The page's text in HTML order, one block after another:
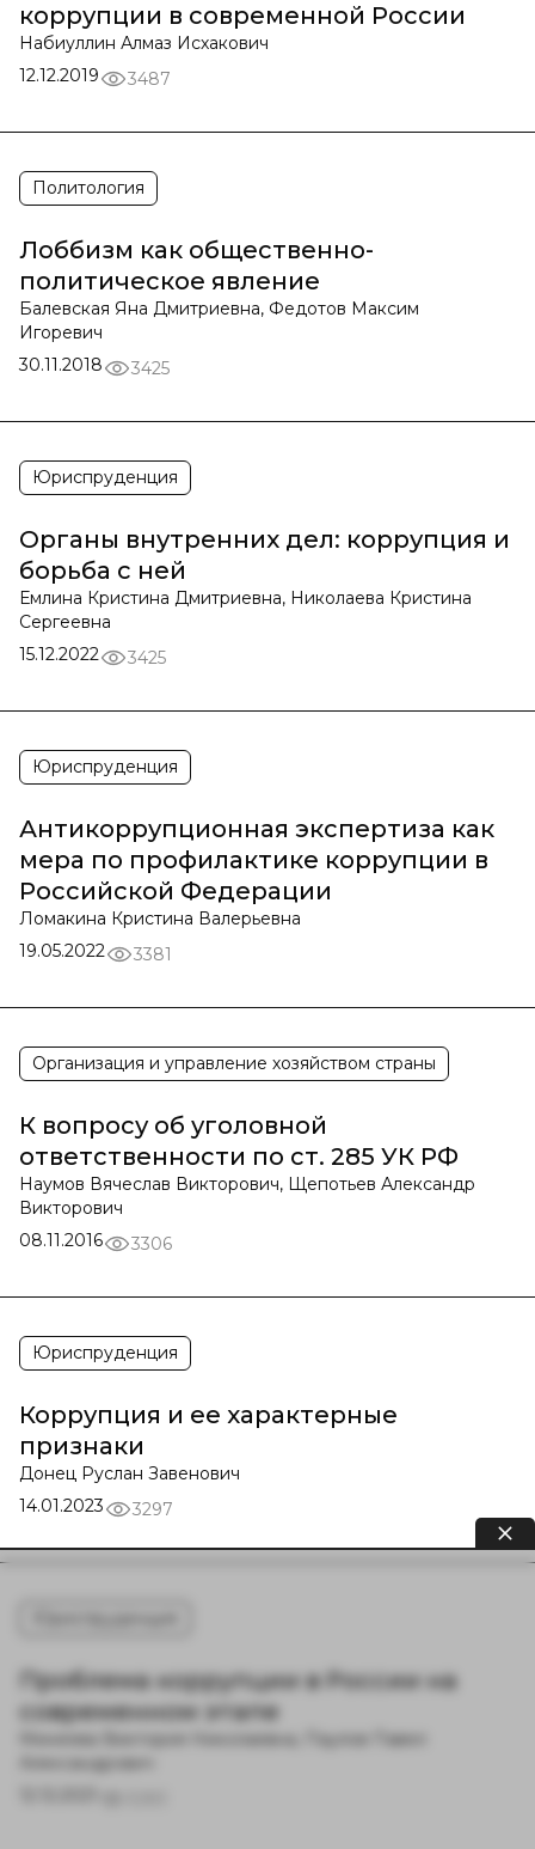
коррупции в современной России
Набиуллин Алмаз Исхакович
12.12.2019
3487
Политология
Лоббизм как общественно-
политическое явление
Балевская Яна Дмитриевна, Федотов Максим
Игоревич
30.11.2018
3425
Юриспруденция
Органы внутренних дел: коррупция и
борьба с ней
Емлина Кристина Дмитриевна, Николаева Кристина
Сергеевна
15.12.2022
3425
Юриспруденция
Антикоррупционная экспертиза как
мера по профилактике коррупции в
Российской Федерации
Ломакина Кристина Валерьевна
19.05.2022
3381
Организация и управление хозяйством страны
К вопросу об уголовной
ответственности по ст. 285 УК РФ
Наумов Вячеслав Викторович, Щепотьев Александр
Викторович
08.11.2016
3306
Юриспруденция
Коррупция и ее характерные
признаки
Донец Руслан Завенович
14.01.2023
3297
Проблема коррупции в России на
современном этапе
Минеева Виктория Николаевна, Паулов Павел
Александрович